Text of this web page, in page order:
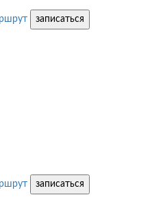
записаться
записаться